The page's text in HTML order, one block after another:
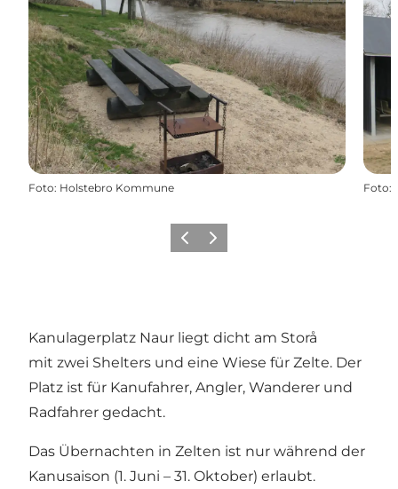
Foto: Holstebro Kommune Foto:
ZurückWeiter
Kanulagerplatz Naur liegt dicht am Storå
mit zwei Shelters und eine Wiese für Zelte. Der
Platz ist für Kanufahrer, Angler, Wanderer und
Radfahrer gedacht.
Das Übernachten in Zelten ist nur während der
Kanusaison (1. Juni – 31. Oktober) erlaubt.